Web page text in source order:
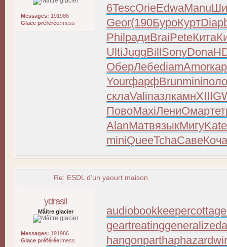
Messages: 191986
Glace préférée:mess
6TescOrieEdwaManu
Geor(190БуроКуртDiap
PhilрадиBraiPeteКита
UltiJuggBillSonyDona
ОберЛебеdiamAmor
YourфарфBrunmini
склаValiпазлкамнXIII
ПовоMaxiЛениОмар
AlanМатвязыкМигуKate
miniQueeTchaСаве
Re: ESDL d’un yaourt maison
ydrasil
Mâitre glacier
Messages: 191986
Glace préférée:mess
audiobookkeeper
geartreating
hangonpart